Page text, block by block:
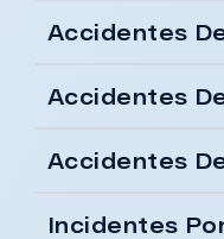
Accidentes
Accidentes
Accidentes
Incidentes